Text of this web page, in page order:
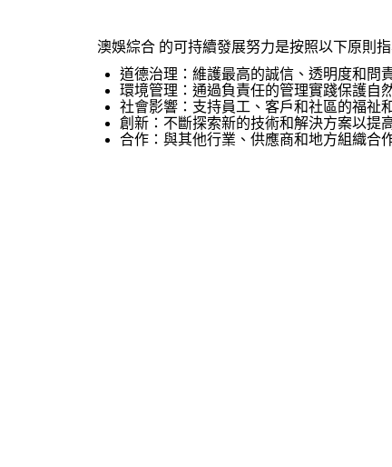
澳娛綜合 的可持續發展努力是按照以下原則指
道德治理：維護最高的誠信、透明度和問
環境管理：通過負責任的管理實踐保護自
社會影響：支持員工、客戶和社區的福祉
創新：不斷探索新的技術和解決方案以提
合作：與其他行業、供應商和地方組織合